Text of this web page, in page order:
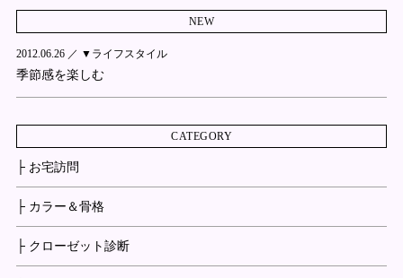
NEW
2012.06.26 ／ ▼ライフスタイル
季節感を楽しむ
CATEGORY
├ お宅訪問
├ カラー＆骨格
├ クローゼット診断